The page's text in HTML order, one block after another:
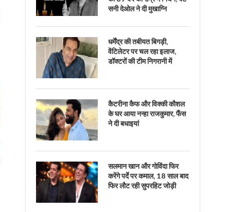
सनी देओल ने दी मुखाग्नि
धर्मेंद्र की तबीयत बिगड़ी,
वेंटिलेटर पर चल रहा इलाज,
डॉक्टरों की टीम निगरानी में
कैटरीना कैफ और विक्की कौशल
के घर आया नन्हा राजकुमार, फैंस
ने दी बधाइयां
सलमान खान और गोविंदा फिर
करेंगे पर्दे पर कमाल, 18 साल बाद
फिर लौट रही सुपरहिट जोड़ी